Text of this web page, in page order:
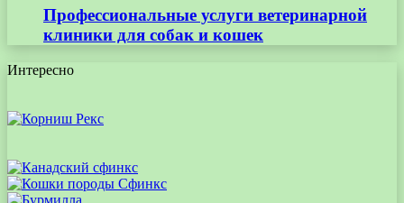
Профессиональные услуги ветеринарной
клиники для собак и кошек
Интересно